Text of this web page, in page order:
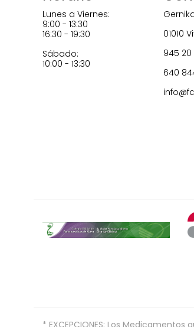
Lunes a Viernes:
9:00 - 13:30
16:30 - 19:30
Sábado:
10:00 - 13:30
01010
945 20
640
* EXCEPCIONES: Los